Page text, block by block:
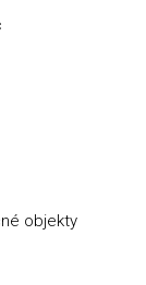
objekty